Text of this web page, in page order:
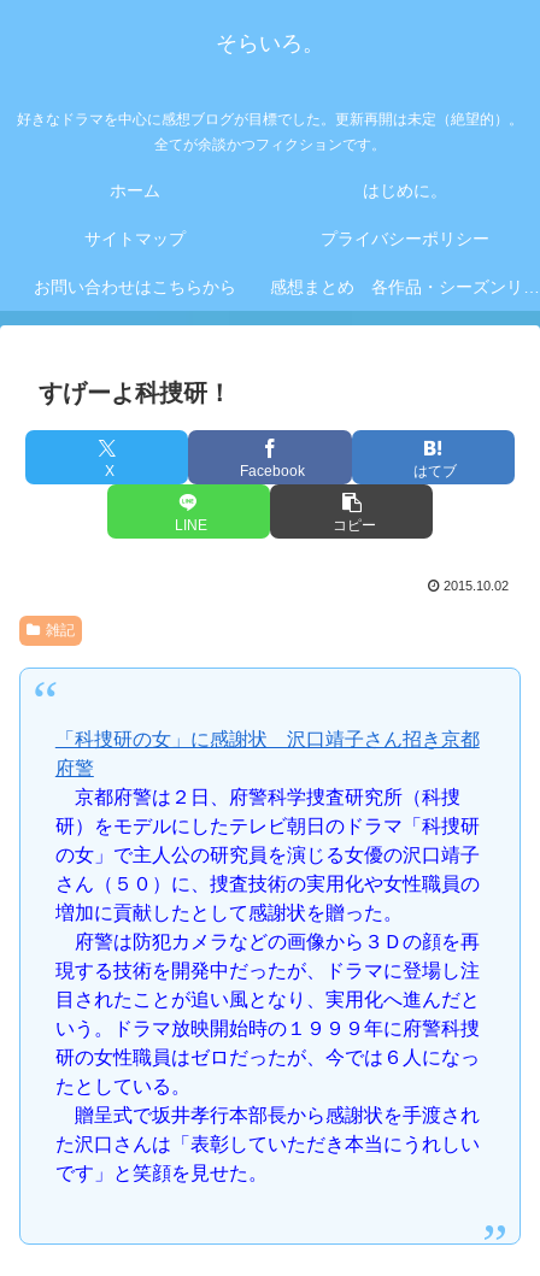
そらいろ。
好きなドラマを中心に感想ブログが目標でした。更新再開は未定（絶望的）。
全てが余談かつフィクションです。
ホーム はじめに。
サイトマップ プライバシーポリシー
お問い合わせはこちらから 感想まとめ 各作品・シーズンリンク集
すげーよ科捜研！
X Facebook はてブ
LINE コピー
2015.10.02
雑記
「科捜研の女」に感謝状 沢口靖子さん招き京都
府警
京都府警は２日、府警科学捜査研究所（科捜
研）をモデルにしたテレビ朝日のドラマ「科捜研
の女」で主人公の研究員を演じる女優の沢口靖子
さん（５０）に、捜査技術の実用化や女性職員の
増加に貢献したとして感謝状を贈った。
府警は防犯カメラなどの画像から３Ｄの顔を再
現する技術を開発中だったが、ドラマに登場し注
目されたことが追い風となり、実用化へ進んだと
いう。ドラマ放映開始時の１９９９年に府警科捜
研の女性職員はゼロだったが、今では６人になっ
たとしている。
贈呈式で坂井孝行本部長から感謝状を手渡され
た沢口さんは「表彰していただき本当にうれしい
です」と笑顔を見せた。